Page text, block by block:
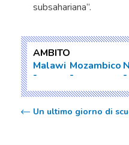
subsahariana”.
AMBITO
Malawi Mozambico
Un ultimo giorno di